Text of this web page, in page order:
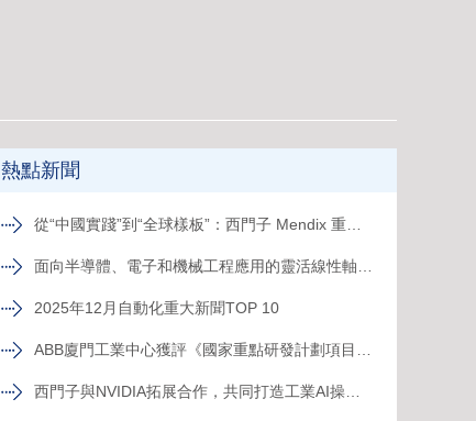
熱點新聞
2025年12月自動化重大新聞TOP 10